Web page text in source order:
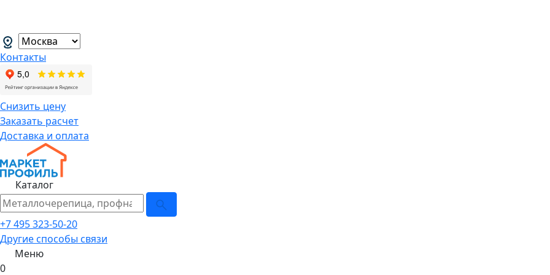
Контакты
Снизить цену
Заказать расчет
Доставка и оплата
Каталог
+7 495 323-50-20
Другие способы связи
Меню
0